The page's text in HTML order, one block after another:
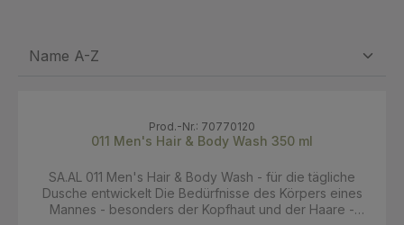
Prod.-Nr.: 70770120
011 Men's Hair & Body Wash 350 ml
SA.AL 011 Men's Hair & Body Wash - für die tägliche
Dusche entwickelt Die Bedürfnisse des Körpers eines
Mannes - besonders der Kopfhaut und der Haare -